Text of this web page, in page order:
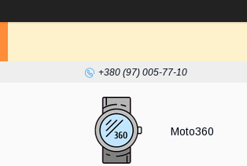
+380 (97) 005-77-10
Moto360